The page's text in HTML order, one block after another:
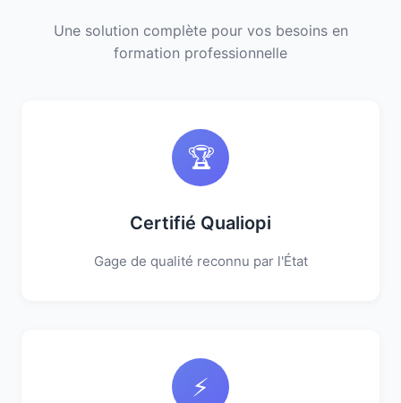
Une solution complète pour vos besoins en
formation professionnelle
🏆
Certifié Qualiopi
Gage de qualité reconnu par l'État
⚡